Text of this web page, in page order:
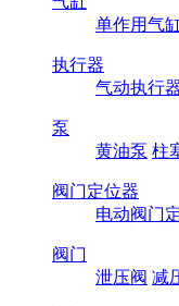
单作用气
执行器
气动执行
泵
黄油泵 柱
阀门定位器
电动阀门
阀门
泄压阀 减